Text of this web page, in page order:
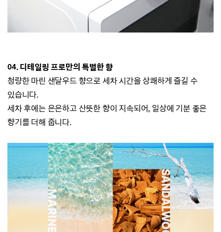
04. 디테일링 프로만의 특별한 향
청량한 마린 샌달우드 향으로 세차 시간을 상쾌하게 즐길 수
있습니다.
세차 후에는 은은하고 산뜻한 향이 지속되어, 일상에 기분 좋은
향기를 더해 줍니다.